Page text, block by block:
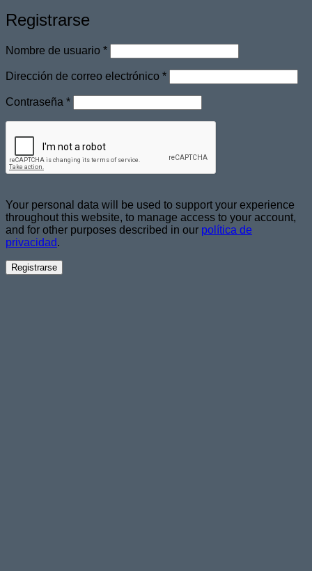
Registrarse
Nombre de usuario *Obligatorio
Dirección de correo electrónico *Obligatorio
Contraseña *Obligatorio
Your personal data will be used to support your experience
throughout this website, to manage access to your account,
and for other purposes described in our política de
privacidad.
Registrarse